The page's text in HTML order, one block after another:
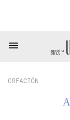
CREACIÓN